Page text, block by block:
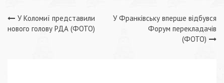
Навігація
У Коломиї представили
нового голову РДА (ФОТО)
У Франківську вперше відбувся
Форум перекладачів
(ФОТО)